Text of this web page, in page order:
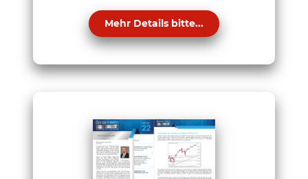
Mehr Details bitte...